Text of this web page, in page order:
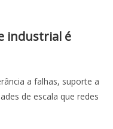
industrial é
a falhas, suporte a
de escala que redes